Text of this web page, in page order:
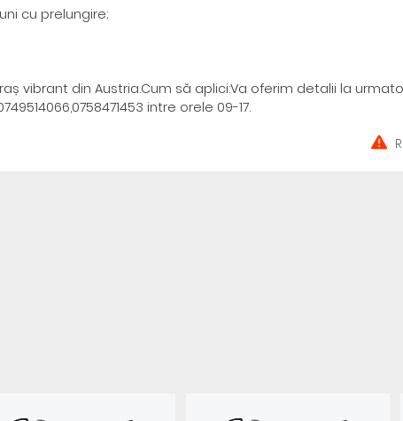
cu prelungire;
vibrant din Austria.Cum să aplici:Va oferim detalii la
intre orele 09-17.